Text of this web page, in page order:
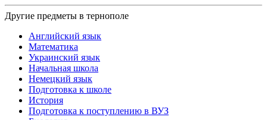
Другие предметы в тернополе
Английский язык
Математика
Украинский язык
Начальная школа
Немецкий язык
Подготовка к школе
История
Подготовка к поступлению в ВУЗ